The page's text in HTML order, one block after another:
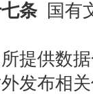
条 国有
所提供数
发布相